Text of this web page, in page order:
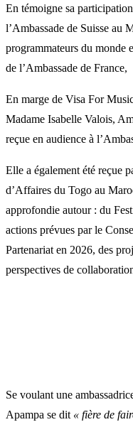
En témoigne sa
l’Ambassade de Suisse au
programmateurs du monde
de l’Ambassade de France,
En marge de Visa For
Madame Isabelle Valois,
reçue en audience à
Elle a également été reçue
d’Affaires du Togo au
approfondie autour : du
actions prévues par le
Partenariat en 2026, des
perspectives de
Se voulant une
Apampa se dit « fière de